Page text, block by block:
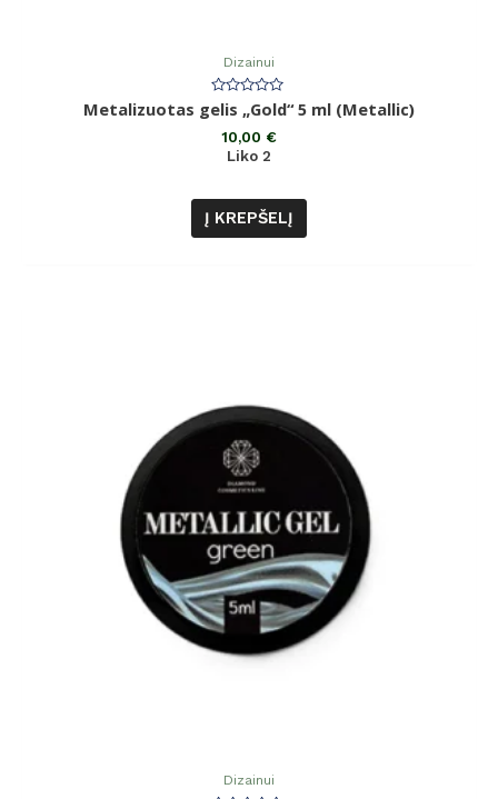
Dizainui
Įvertinimas:
0
iš
Metalizuotas gelis „Gold“ 5 ml (Metallic)
10,00 €
Liko 2
Į KREPŠELĮ
Dizainui